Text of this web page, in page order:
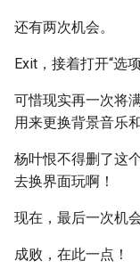
还有两次机会。
Exit，接着打开“选项
可惜现实再一次将
用来更换背景音乐
杨叶恨不得删了这
去换界面玩啊！
现在，最后一次机
成败，在此一点！